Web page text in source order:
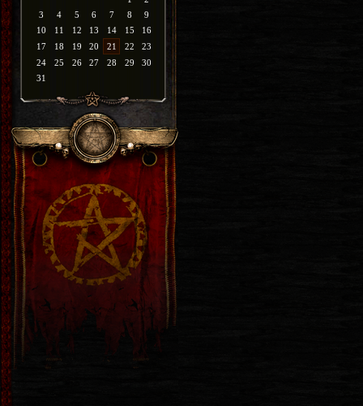
3
4 5 6 7 8
9
10
11 12 13 14 15
16
17
18 19 20 21 22
23
24
25 26 27 28 29
30
31